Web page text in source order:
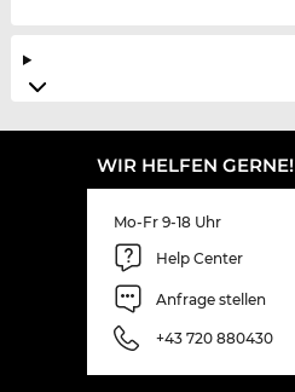
WIR HELFEN GERNE!
Mo-Fr 9-18 Uhr
Help Center
Anfrage stellen
+43 720 880430